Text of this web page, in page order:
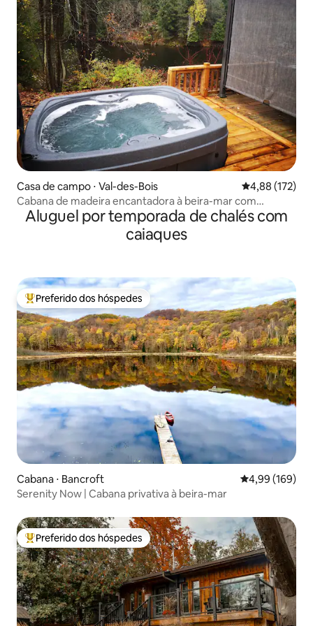
Casa de campo ⋅ Val-des-Bois 4,88 de uma
4,88 (172)
Cabana de madeira encantadora à beira-mar com
banheira de hidromassagem
Aluguel por temporada de chalés com
caiaques
Entre os melhores preferidos dos hóspedes
Preferido dos hóspedes
Cabana ⋅ Bancroft 4,99 de uma
4,99 (169)
Serenity Now | Cabana privativa à beira-mar
Entre os melhores preferidos dos hóspedes
Preferido dos hóspedes